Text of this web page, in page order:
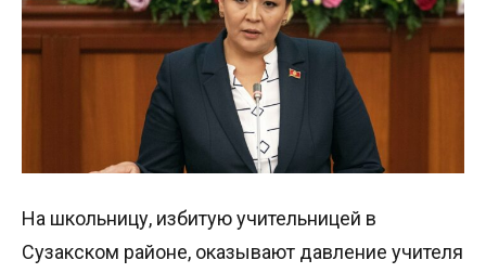
На школьницу, избитую учительницей в
Сузакском районе, оказывают давление учителя